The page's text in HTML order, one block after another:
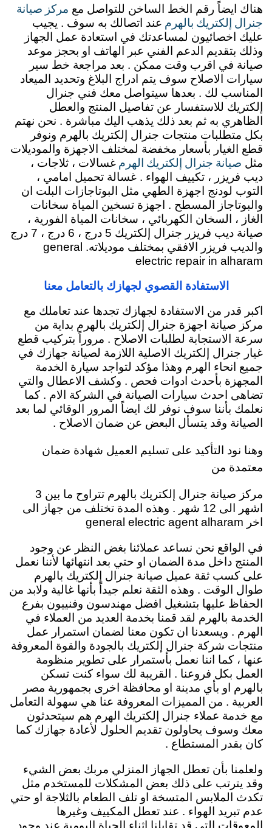
هناك ايضاً رقم الخط الساخن للتواصل مع مركز صيانة
جنرال إلكتريك بالهرم عند اتصالك به سوف . يجيب
عليك اخصائيون لمساعدتك في استعادة عمل الجهاز
وذلك بتقديم الدعم الفني عبر الهاتف او بحجز موعد
صيانة في اقرب وقت ممكن . بعد مراجعة خط سير
سيارات الاصلاح سوف يتم ادراج البلاغ وتحديد الميعاد
المناسب لك . بعدها سيتواصل معك فني جنرال
إلكتريك للاستفسار عن تفاصيل المنتج والعطل
الظاهري به ثم بعد ذلك يذهب اليك مباشرة . نحن نهتم
بكل متطلبات منتجات جنرال إلكتريك بالهرم ونوفر
قطع الغيار بأسعار مخفضة لمختلف الاجهزة والموديلات
مثل صيانة جنرال إلكتريك الهرم غسالات ، ثلاجات ،
ديب فريزر ، تكييف الهواء . غسالة تحميل امامي ،
التوب لودنج اجهزة الطهي مثل البوتاجازات البلت ان
والبوتاجاز المسطح . اجهزة تسخين المياة سخانات
الغاز ، السخان الكهربائي ، سخانات المياة الفورية ،
صيانة ديب فريزر جنرال إلكتريك 5 درج ، 6 درج ، 7 درج
والديب فريزر الافقي بمختلف موديلاته. general
electric repair in alharam
الاستفادة القصوي لجهازك بالتعامل معنا
اكبر قدر من الاستفادة لجهازك تجدها عند تعاملك مع
مركز صيانة اجهزة جنرال إلكتريك بالهرم بداية من
سرعة الاستجابة لطلبات الاصلاح . مروراً بتركيب قطع
غيار جنرال إلكتريك الاصلية اللازمة لصيانة جهازك في
جميع انحاء الهرم وهذا مؤكد لتواجد سيارة الخدمة
المجهزة بأحدث ادوات فحص . وكشف الاعطال والتي
تضاهى احدث سيارات الصيانة في الشركة الام . كما
نعلمك بأننا سوف نوفر لك ايضاً المرور الوقائي لما بعد
الصيانة وقد يتسأل البعض عن ضمان الاصلاح .
وهنا نود التأكيد على تسليم العميل شهادة ضمان
معتمدة من
مركز صيانة جنرال إلكتريك بالهرم تتراوح ما بين 3
اشهر الى 12 شهر . وهذه المدة تختلف من جهاز الى
اخر general electric agent alharam
في الواقع نحن نساعد عملائنا بغض النظر عن وجود
المنتج داخل مدة الضمان او حتي بعد انتهائها لأننا نعمل
على كسب ثقة عميل صيانة جنرال إلكتريك بالهرم
طوال الوقت . وهذه الثقة نعلم جيداً بأنها غالية ولابد من
الحفاظ عليها بتشغيل افضل مهندسون وفنييون بفرع
الخدمة بالهرم لقد قمنا بخدمة العديد من العملاء في
الهرم . ويسعدنا ان تكون معنا لضمان استمرار عمل
منتجات شركة جنرال إلكتريك بالجودة والقوة المعروفة
عنها ، كما اننا نعمل بأستمرار على تطوير منظومة
العمل بكل فروعنا . القريبة لك سواء كنت تسكن
بالهرم او بأي مدينة او محافظة اخرى بجمهورية مصر
العربية . من المميزات المعروفة عنا هي سهولة التعامل
مع خدمة عملاء جنرال إلكتريك الهرم هم سيتحدثون
معك وسوف يحاولون تقديم الحلول لأعادة جهازك كما
كان بقدر المستطاع .
ولعلمنا بأن تعطل الجهاز المنزلي مربك بعض الشيء
وقد يترتب على ذلك بعض المشكلات للمستخدم مثل
تكدث الملابس المتسخة او تلف الطعام بالثلاجة او حتي
عدم تبريد الهواء . عند تعطل المكييف وغيرها
المعوقات التي قد تقابلنا اثناء الحياة اليومية عند وجود